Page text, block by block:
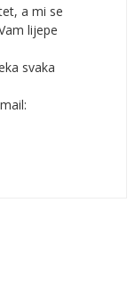
a mi se
lijepe
svaka